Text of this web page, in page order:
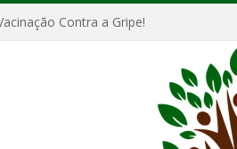
Contra a Gripe!